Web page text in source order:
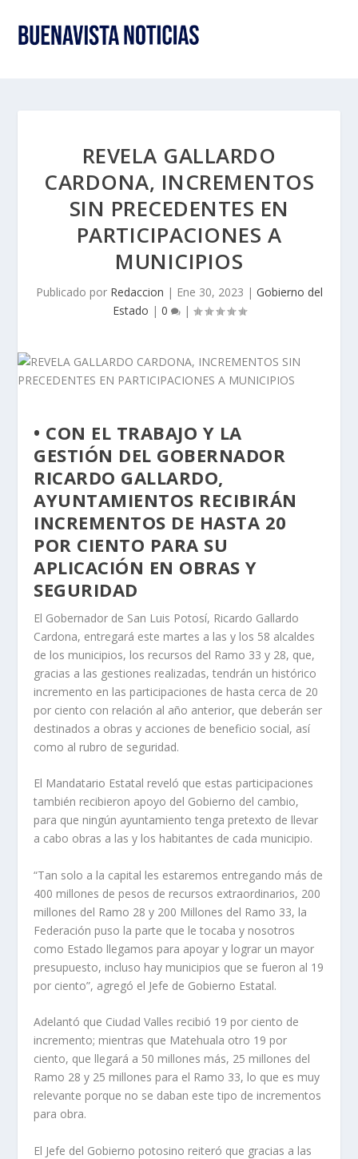
REVELA GALLARDO
CARDONA, INCREMENTOS
SIN PRECEDENTES EN
PARTICIPACIONES A
MUNICIPIOS
Publicado por Redaccion | Ene 30, 2023 | Gobierno del
Estado | 0 |
• CON EL TRABAJO Y LA
GESTIÓN DEL GOBERNADOR
RICARDO GALLARDO,
AYUNTAMIENTOS RECIBIRÁN
INCREMENTOS DE HASTA 20
POR CIENTO PARA SU
APLICACIÓN EN OBRAS Y
SEGURIDAD
El Gobernador de San Luis Potosí, Ricardo Gallardo
Cardona, entregará este martes a las y los 58 alcaldes
de los municipios, los recursos del Ramo 33 y 28, que,
gracias a las gestiones realizadas, tendrán un histórico
incremento en las participaciones de hasta cerca de 20
por ciento con relación al año anterior, que deberán ser
destinados a obras y acciones de beneficio social, así
como al rubro de seguridad.
El Mandatario Estatal reveló que estas participaciones
también recibieron apoyo del Gobierno del cambio,
para que ningún ayuntamiento tenga pretexto de llevar
a cabo obras a las y los habitantes de cada municipio.
“Tan solo a la capital les estaremos entregando más de
400 millones de pesos de recursos extraordinarios, 200
millones del Ramo 28 y 200 Millones del Ramo 33, la
Federación puso la parte que le tocaba y nosotros
como Estado llegamos para apoyar y lograr un mayor
presupuesto, incluso hay municipios que se fueron al 19
por ciento”, agregó el Jefe de Gobierno Estatal.
Adelantó que Ciudad Valles recibió 19 por ciento de
incremento; mientras que Matehuala otro 19 por
ciento, que llegará a 50 millones más, 25 millones del
Ramo 28 y 25 millones para el Ramo 33, lo que es muy
relevante porque no se daban este tipo de incrementos
para obra.
El Jefe del Gobierno potosino reiteró que gracias a las